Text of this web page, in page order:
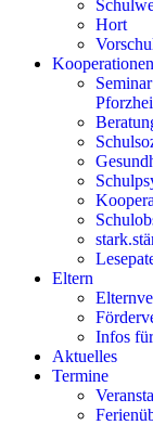
Hort
Eltern
Infos
Aktuelles
Termine